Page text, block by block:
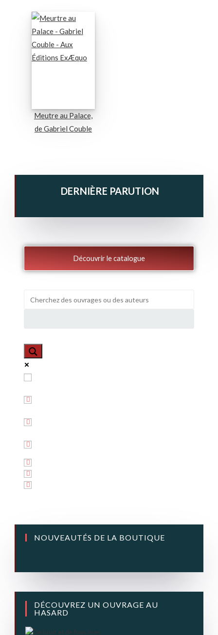
Meutre au Palace,
de Gabriel Couble
DERNIÈRE PARUTION
Découvrir le catalogue
NOUVEAUTÉS DE LA BOUTIQUE
DÉCOUVREZ UN OUVRAGE AU
HASARD